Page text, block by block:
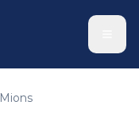
Mions